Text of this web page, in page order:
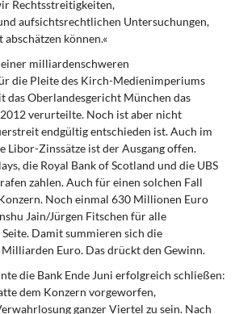
Moderne
Stiftung
Rechtsstreitigkeiten,
aufsichtsrechtlichen Untersuchungen,
können.«
milliardenschweren
die Pleite des Kirch-Medienimperiums
das Oberlandesgericht München das
verurteilte. Noch ist aber nicht
endgültig entschieden ist. Auch im
Libor-Zinssätze ist der Ausgang offen.
die Royal Bank of Scotland und die UBS
zahlen. Auch für einen solchen Fall
Noch einmal 630 Millionen Euro
Jain/Jürgen Fitschen für alle
Damit summieren sich die
Euro. Das drückt den Gewinn.
die Bank Ende Juni erfolgreich schließen:
dem Konzern vorgeworfen,
ganzer Viertel zu sein. Nach